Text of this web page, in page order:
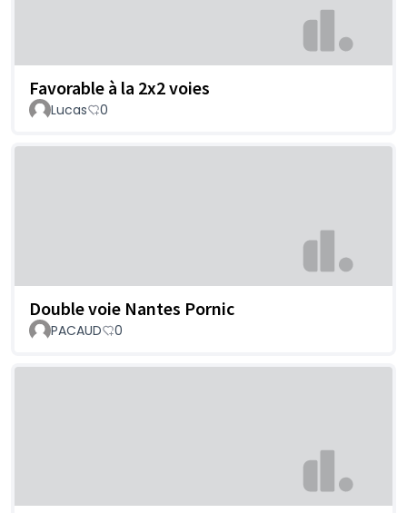
Favorable à la 2x2 voies
Lucas 0
Double voie Nantes Pornic
PACAUD 0